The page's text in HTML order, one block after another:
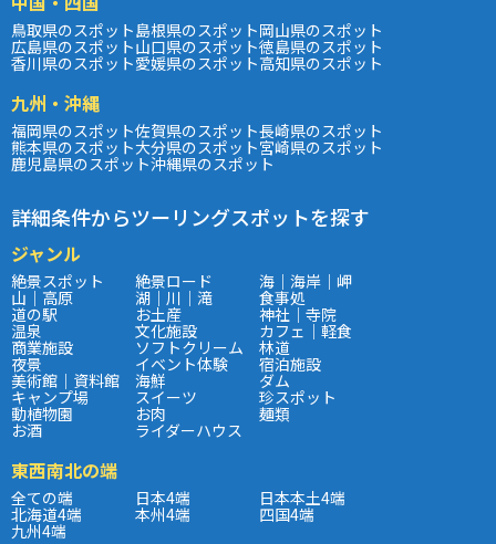
鳥取県のスポット島根県のスポット岡山県のスポット
広島県のスポット山口県のスポット徳島県のスポット
香川県のスポット愛媛県のスポット高知県のスポット
九州・沖縄
福岡県のスポット佐賀県のスポット長崎県のスポット
熊本県のスポット大分県のスポット宮崎県のスポット
鹿児島県のスポット沖縄県のスポット
詳細条件からツーリングスポットを探す
ジャンル
絶景スポット 絶景ロード 海｜海岸｜岬
山｜高原 湖｜川｜滝 食事処
道の駅 お土産 神社｜寺院
温泉 文化施設 カフェ｜軽食
商業施設 ソフトクリーム 林道
夜景 イベント体験 宿泊施設
美術館｜資料館 海鮮 ダム
キャンプ場 スイーツ 珍スポット
動植物園 お肉 麺類
お酒 ライダーハウス
東西南北の端
全ての端 日本4端 日本本土4端
北海道4端 本州4端 四国4端
九州4端